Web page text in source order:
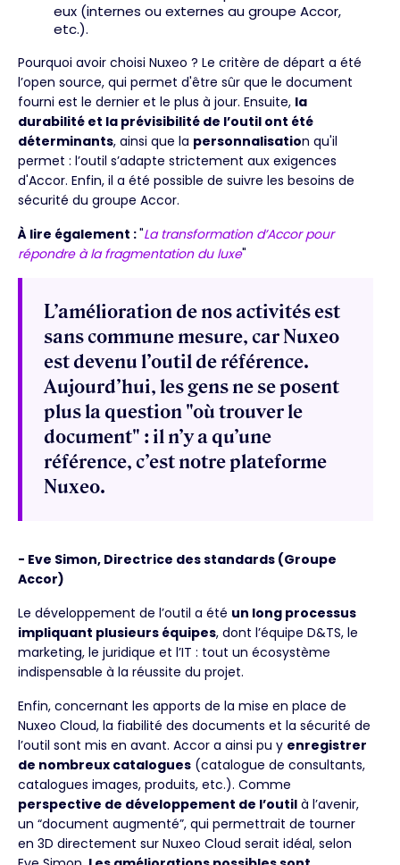
eux (internes ou externes au groupe Accor,
etc.).
Pourquoi avoir choisi Nuxeo ? Le critère de départ a été
l’open source, qui permet d'être sûr que le document
fourni est le dernier et le plus à jour. Ensuite, la
durabilité et la prévisibilité de l’outil ont été
déterminants, ainsi que la personnalisation qu'il
permet : l’outil s’adapte strictement aux exigences
d'Accor. Enfin, il a été possible de suivre les besoins de
sécurité du groupe Accor.
À lire également :"La transformation d’Accor pour
répondre à la fragmentation du luxe"
L’amélioration de nos activités est
sans commune mesure, car Nuxeo
est devenu l’outil de référence.
Aujourd’hui, les gens ne se posent
plus la question "où trouver le
document" : il n’y a qu’une
référence, c’est notre plateforme
Nuxeo.
- Eve Simon, Directrice des standards (Groupe
Accor)
Le développement de l’outil a été un long processus
impliquant plusieurs équipes, dont l’équipe D&TS, le
marketing, le juridique et l’IT : tout un écosystème
indispensable à la réussite du projet.
Enfin, concernant les apports de la mise en place de
Nuxeo Cloud, la fiabilité des documents et la sécurité de
l’outil sont mis en avant. Accor a ainsi pu y enregistrer
de nombreux catalogues (catalogue de consultants,
catalogues images, produits, etc.). Comme
perspective de développement de l’outil à l’avenir,
un “document augmenté”, qui permettrait de tourner
en 3D directement sur Nuxeo Cloud serait idéal, selon